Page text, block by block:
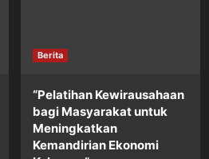
Berita
“Pelatihan Kewirausahaan
bagi Masyarakat untuk
Meningkatkan
Kemandirian Ekonomi